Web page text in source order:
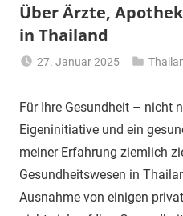
Über Ärzte,
in Thailand
27. Januar 2025
Für Ihre Gesundheit – nicht
Eigeninitiative und ein
meiner Erfahrung ziemlich
Gesundheitswesen in
Ausnahme von einigen